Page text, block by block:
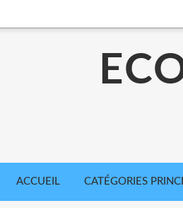
ACCUEIL CATÉGORIES